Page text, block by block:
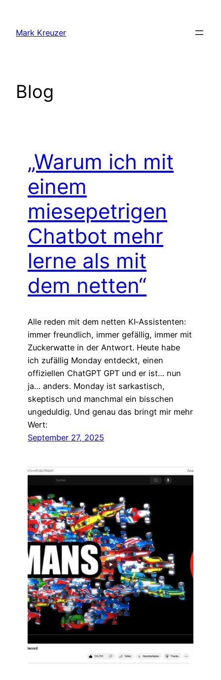
springen
Mark Kreuzer
Blog
„Warum ich mit
einem
miesepetrigen
Chatbot mehr
lerne als mit
dem netten“
Alle reden mit dem netten KI‑Assistenten:
immer freundlich, immer gefällig, immer mit
Zuckerwatte in der Antwort. Heute habe
ich zufällig Monday entdeckt, einen
offiziellen ChatGPT GPT und er ist… nun
ja… anders. Monday ist sarkastisch,
skeptisch und manchmal ein bisschen
ungeduldig. Und genau das bringt mir mehr
Wert:
September 27, 2025